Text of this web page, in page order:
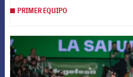
PRIMER EQUIPO